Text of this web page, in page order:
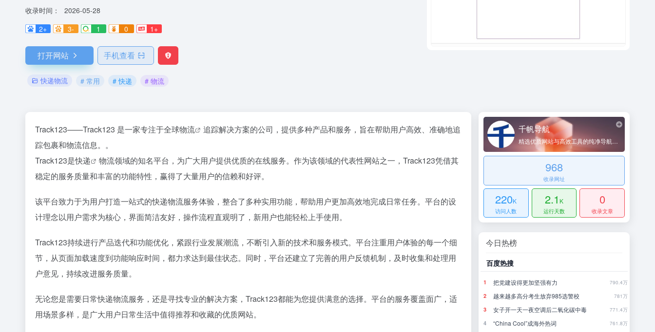
收录时间：
2026-05-28
2+
3- 1 0 1+
打开网站 手机查看
快递物流 # 常用 # 快递 # 物流
Track123——Track123 是一家专注于全球物流
追踪解决方案的公司，提供多种产品和服务，旨在帮助用户高效、准确地追
踪包裹和物流信息。。
Track123是快递
物流领域的知名平台，为广大用户提供优质的在线服务。作为该领域的代表性网站之一，Track123凭借其
稳定的服务质量和丰富的功能特性，赢得了大量用户的信赖和好评。
该平台致力于为用户打造一站式的快递物流服务体验，整合了多种实用功能，帮助用户更加高效地完成日常任务。平台的设
计理念以用户需求为核心，界面简洁友好，操作流程直观明了，新用户也能轻松上手使用。
Track123持续进行产品迭代和功能优化，紧跟行业发展潮流，不断引入新的技术和服务模式。平台注重用户体验的每一个细
节，从页面加载速度到功能响应时间，都力求达到最佳状态。同时，平台还建立了完善的用户反馈机制，及时收集和处理用
户意见，持续改进服务质量。
无论您是需要日常快递物流服务，还是寻找专业的解决方案，Track123都能为您提供满意的选择。平台的服务覆盖面广，适
用场景多样，是广大用户日常生活中值得推荐和收藏的优质网站。
千帆导航
精选优质网站与高效工具的纯净导航平台
968
收录网址
220K
访问人数
2.1 K
运行天数
0
收录文章
今日热榜
36氪
2 8点1氪丨DeepSeek宣布大幅涨价；贾国龙再创业，开店“天边羊多”；河南试行周五下午弹性离岗 15
3 扎克伯格，跟DeepSeek拼了
百度热搜
2 越来越多高分考生放弃985选警校
哔哩哔哩
1 当我被外星人取代 317.1万
2 《最讨厌复联の一集》 639.6万
3 完蛋！我被男同学包围了 592.2万
4 你说偷吃零食被发现会死是吗？ 624.6万